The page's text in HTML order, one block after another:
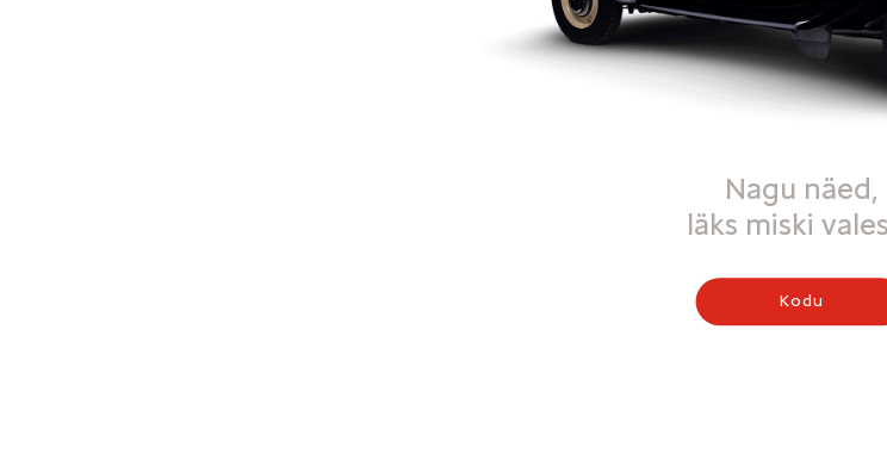
Nagu näed,
läks miski
Kodu